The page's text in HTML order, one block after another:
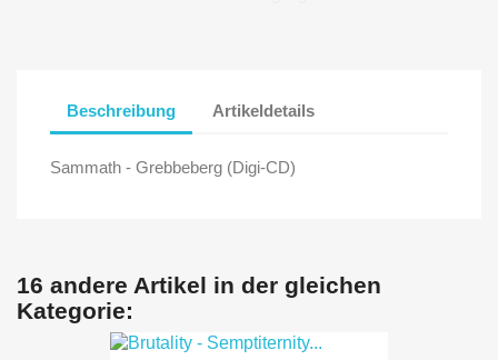
Beschreibung Artikeldetails
Sammath - Grebbeberg (Digi-CD)
16 andere Artikel in der gleichen
Kategorie: